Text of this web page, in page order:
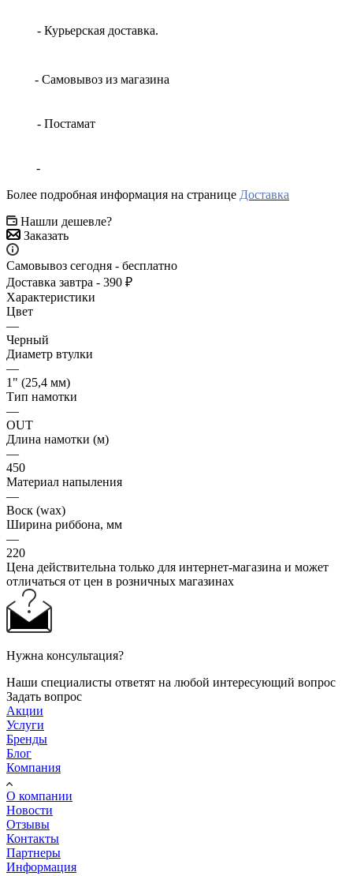
- Курьерская доставка.
- Самовывоз из магазина
- Постамат
-
Более подробная информация на странице Доставка
Нашли дешевле?
Заказать
Самовывоз сегодня - бесплатно
Доставка завтра - 390 ₽
Характеристики
Цвет
—
Черный
Диаметр втулки
—
1" (25,4 мм)
Тип намотки
—
OUT
Длина намотки (м)
—
450
Материал напыления
—
Воск (wax)
Ширина риббона, мм
—
220
Цена действительна только для интернет-магазина и может
отличаться от цен в розничных магазинах
Нужна консультация?
Наши специалисты ответят на любой интересующий вопрос
Задать вопрос
Акции
Услуги
Бренды
Блог
Компания
О компании
Новости
Отзывы
Контакты
Партнеры
Информация